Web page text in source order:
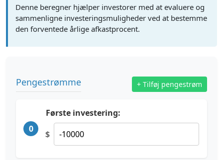
Denne beregner hjælper investorer med at evaluere og
sammenligne investeringsmuligheder ved at bestemme
den forventede årlige afkastprocent.
Pengestrømme + Tilføj pengestrøm
0
Første investering:
$